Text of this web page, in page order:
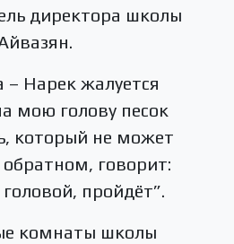
директора школы
– Нарек жалуется
мою голову песок
который не может
говорит:
пройдёт”.
комнаты школы